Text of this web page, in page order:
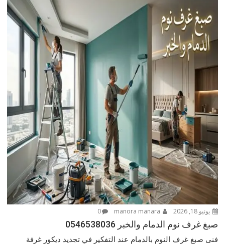
يونيو 18, 2026 0
صبغ غرف نوم الدمام والخبر 0546538036
فنى صبغ غرف النوم بالدمام عند التفكير في تجديد ديكور غرفة